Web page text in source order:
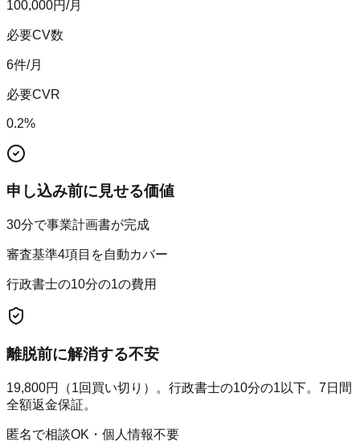
100,000円/月
必要CV数
6件/月
必要CVR
0.2%
申し込み前に見せる価値
30分で事業計画書が完成
審査基準4項目を自動カバー
行政書士の10分の1の費用
離脱前に解消する不安
19,800円（1回買い切り）。行政書士の10分の1以下。7日間
全額返金保証。
匿名で相談OK・個人情報不要